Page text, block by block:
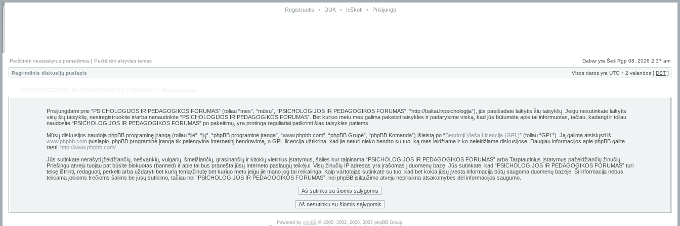
Registruotis • DUK • Ieškoti • Prisijungti
Peržiūrėti neatsakytus pranešimus | Peržiūrėti aktyvias temas Dabar yra Šeš Rgp 08, 2026 2:37 am
Pagrindinis diskusijų puslapis Visos datos yra UTC + 2 valandos [ DST ]
Prisijungdami prie “PSICHOLOGIJOS IR PEDAGOGIKOS FORUMAS” (toliau “mes”, “mūsų”, “PSICHOLOGIJOS IR PEDAGOGIKOS FORUMAS”, “http://baltai.lt/psichologija”), jūs pasižadate laikytis šių taisyklių. Jeigu nesutinkate laikytis
visų šių taisyklių, nesiregistruokite ir/arba nenaudokite “PSICHOLOGIJOS IR PEDAGOGIKOS FORUMAS”. Bet kuriuo metu mes galima pakeisti taisykles ir padarysime viską, kad jūs būtumėte apie tai informuotas, tačiau, kadangi ir toliau
naudosite “PSICHOLOGIJOS IR PEDAGOGIKOS FORUMAS” po pakeitimų, yra protinga reguliariai patikrinti šias taisykles patiems.
Mūsų diskusijos naudoja phpBB programinę įrangą (toliau “jie”, “jų”, “phpBB programinė įranga”, “www.phpbb.com”, “phpBB Grupė”, “phpBB Komanda”) išleistą po “Bendroji Vieša Licencija (GPL)” (toliau “GPL”). Ją galima atsisiųsti iš
www.phpbb.com puslapio. phpBB programinė įranga tik palengvina Internetinį bendravimą, o GPL licencija užtikrina, kad jie neturi nieko bendro su tuo, ką mes leidžiame ir ko neleidžiame diskusijose. Daugiau informacijos apie phpBB galite
rasti: http://www.phpbb.com/
Jūs sutinkate nerašyti įžeidžiančių, nešvankių, vulgarių, šmeižiančių, grasinančių ir kitokių vietinius įstatymus, šalies kur talpinama “PSICHOLOGIJOS IR PEDAGOGIKOS FORUMAS” arba Tarptautinius Įstatymus pažeidžiančių žinučių.
Priešingu atveju tuojau pat būsite blokuotas (banned) ir apie tai bus pranešta jūsų Interneto paslaugų teikėjui. Visų žinučių IP adresas yra įrašomas į duomenų bazę. Jūs sutinkate, kad “PSICHOLOGIJOS IR PEDAGOGIKOS FORUMAS” turi
teisę ištrinti, redaguoti, perkelti arba uždaryti bet kurią temą/žinutę bet kuriuo metu jeigu jie mano jog tai reikalinga. Kaip vartotojas sutinkate su tuo, kad bet kokia jūsų įvesta informacija būtų saugoma duomenų bazėje. Ši informacija nebus
teikiama jokioms trečioms šalims be jūsų sutikimo, tačiau nei “PSICHOLOGIJOS IR PEDAGOGIKOS FORUMAS”, nei phpBB įsilaužimo atveju neprisiima atsakomybės dėl informacijos saugumo.
Powered by phpBB© 2000, 2002, 2005, 2007 phpBB Group.